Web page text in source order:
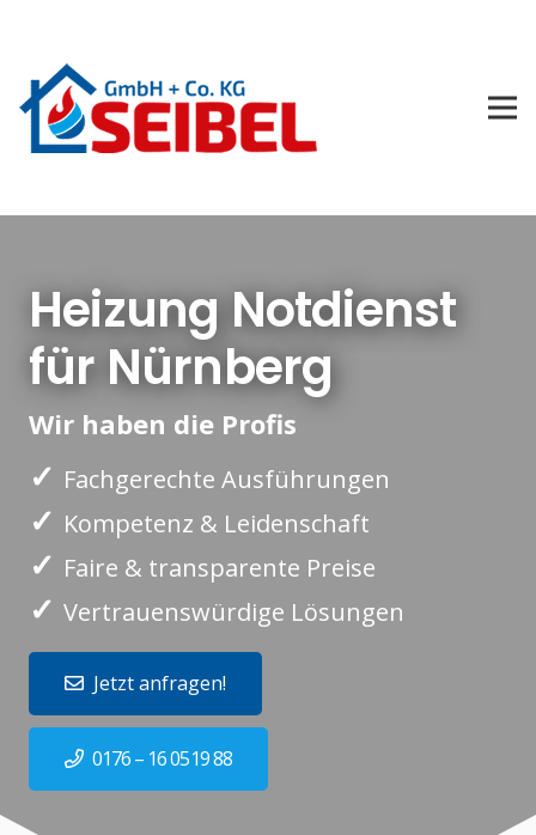
Heizung Notdienst
für Nürnberg
Wir haben die Profis
✓ Fachgerechte Ausführungen
✓ Kompetenz & Leidenschaft
✓ Faire & transparente Preise
✓ Vertrauenswürdige Lösungen
Jetzt anfragen!
0176 – 16 0519 88